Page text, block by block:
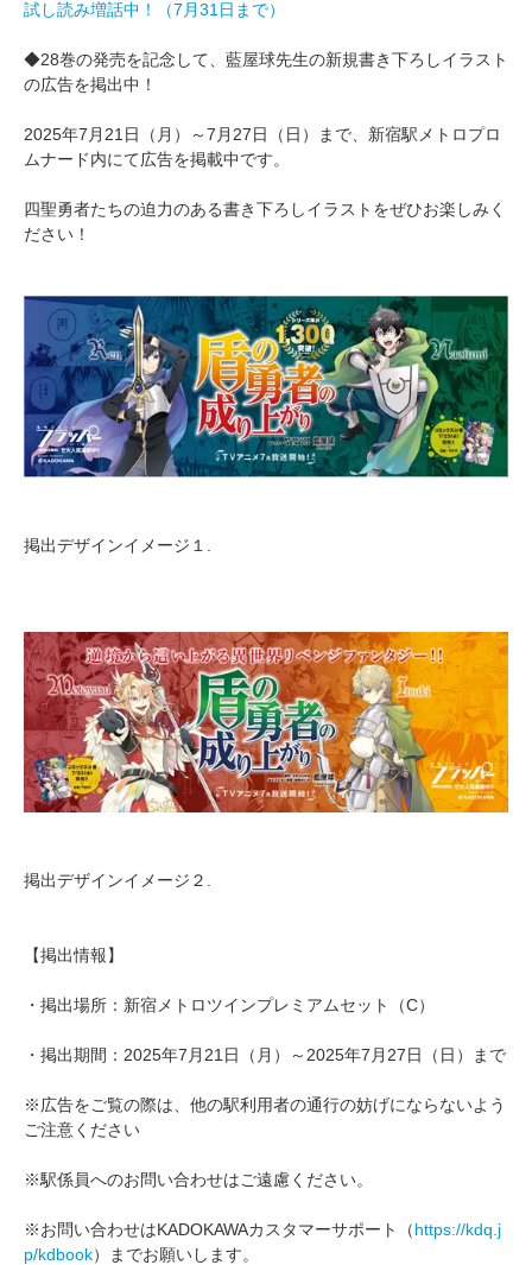
試し読み増話中！（7月31日まで）
◆28巻の発売を記念して、藍屋球先生の新規書き下ろしイラスト
の広告を掲出中！
2025年7月21日（月）～7月27日（日）まで、新宿駅メトロプロ
ムナード内にて広告を掲載中です。
四聖勇者たちの迫力のある書き下ろしイラストをぜひお楽しみく
ださい！
掲出デザインイメージ１.
掲出デザインイメージ２.
【掲出情報】
・掲出場所：新宿メトロツインプレミアムセット（C）
・掲出期間：2025年7月21日（月）～2025年7月27日（日）まで
※広告をご覧の際は、他の駅利用者の通行の妨げにならないよう
ご注意ください
※駅係員へのお問い合わせはご遠慮ください。
※お問い合わせはKADOKAWAカスタマーサポート（https://kdq.j
p/kdbook）までお願いします。